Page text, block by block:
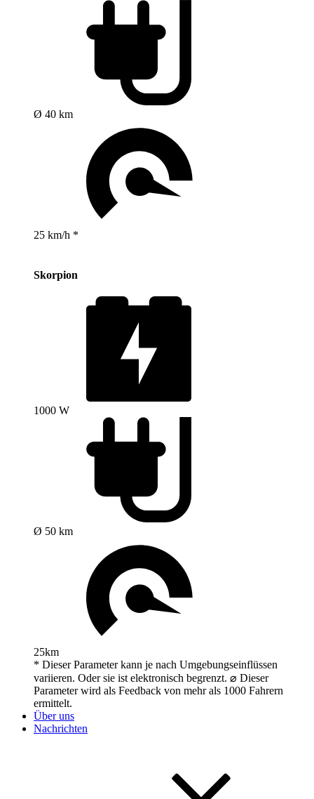
Ø 40 km
25 km/h *
Skorpion
1000 W
Ø 50 km
25km
* Dieser Parameter kann je nach Umgebungseinflüssen
variieren. Oder sie ist elektronisch begrenzt. ⌀ Dieser
Parameter wird als Feedback von mehr als 1000 Fahrern
ermittelt.
Über uns
Nachrichten